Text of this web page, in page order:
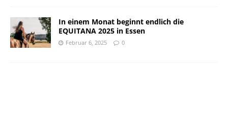
In einem Monat beginnt endlich die
EQUITANA 2025 in Essen
Februar 6, 2025 0